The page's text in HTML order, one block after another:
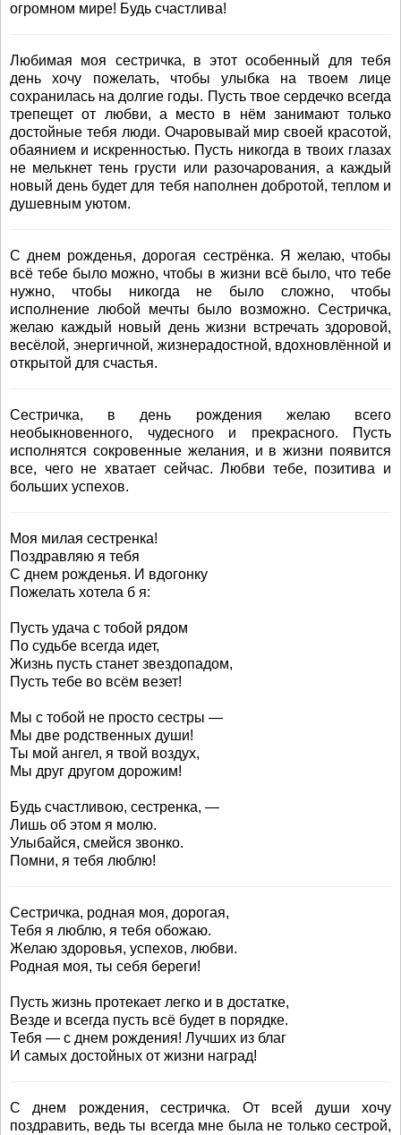
огромном мире! Будь счастлива!
Любимая моя сестричка, в этот особенный для тебя
день хочу пожелать, чтобы улыбка на твоем лице
сохранилась на долгие годы. Пусть твое сердечко всегда
трепещет от любви, а место в нём занимают только
достойные тебя люди. Очаровывай мир своей красотой,
обаянием и искренностью. Пусть никогда в твоих глазах
не мелькнет тень грусти или разочарования, а каждый
новый день будет для тебя наполнен добротой, теплом и
душевным уютом.
С днем рожденья, дорогая сестрёнка. Я желаю, чтобы
всё тебе было можно, чтобы в жизни всё было, что тебе
нужно, чтобы никогда не было сложно, чтобы
исполнение любой мечты было возможно. Сестричка,
желаю каждый новый день жизни встречать здоровой,
весёлой, энергичной, жизнерадостной, вдохновлённой и
открытой для счастья.
Сестричка, в день рождения желаю всего
необыкновенного, чудесного и прекрасного. Пусть
исполнятся сокровенные желания, и в жизни появится
все, чего не хватает сейчас. Любви тебе, позитива и
больших успехов.
Моя милая сестренка!
Поздравляю я тебя
С днем рожденья. И вдогонку
Пожелать хотела б я:
Пусть удача с тобой рядом
По судьбе всегда идет,
Жизнь пусть станет звездопадом,
Пусть тебе во всём везет!
Мы с тобой не просто сестры —
Мы две родственных души!
Ты мой ангел, я твой воздух,
Мы друг другом дорожим!
Будь счастливою, сестренка, —
Лишь об этом я молю.
Улыбайся, смейся звонко.
Помни, я тебя люблю!
Сестричка, родная моя, дорогая,
Тебя я люблю, я тебя обожаю.
Желаю здоровья, успехов, любви.
Родная моя, ты себя береги!
Пусть жизнь протекает легко и в достатке,
Везде и всегда пусть всё будет в порядке.
Тебя — с днем рождения! Лучших из благ
И самых достойных от жизни наград!
С днем рождения, сестричка. От всей души хочу
поздравить, ведь ты всегда мне была не только сестрой,